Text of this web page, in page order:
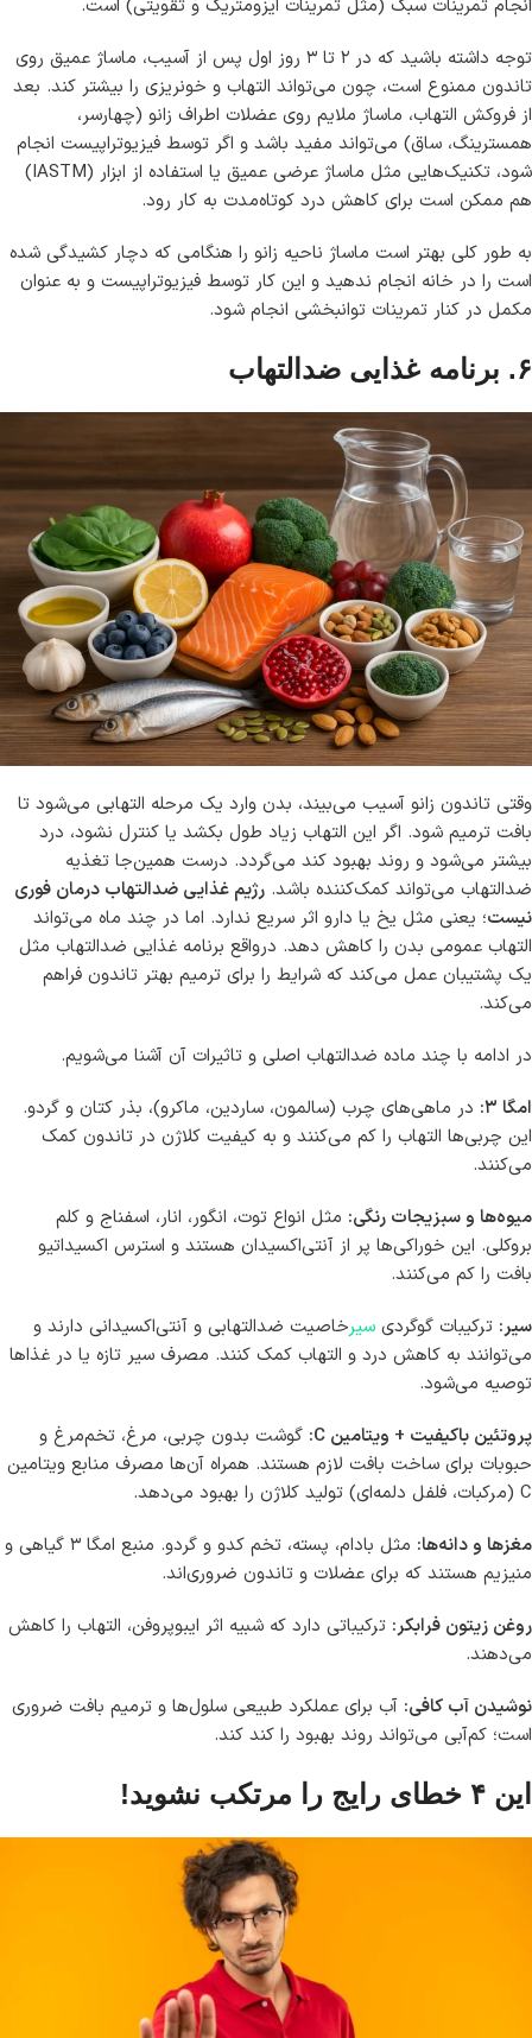
انجام تمرینات سبک (مثل تمرینات ایزومتریک و تقویتی) است.
توجه داشته باشید که در ۲ تا ۳ روز اول پس از آسیب، ماساژ عمیق روی
تاندون ممنوع است، چون می‌تواند التهاب و خونریزی را بیشتر کند. بعد
از فروکش التهاب، ماساژ ملایم روی عضلات اطراف زانو (چهارسر،
همسترینگ، ساق) می‌تواند مفید باشد و اگر توسط فیزیوتراپیست انجام
شود، تکنیک‌هایی مثل ماساژ عرضی عمیق یا استفاده از ابزار (IASTM)
هم ممکن است برای کاهش درد کوتاه‌مدت به کار رود.
به طور کلی بهتر است ماساژ ناحیه زانو را هنگامی که دچار کشیدگی شده
است را در خانه انجام ندهید و این کار توسط فیزیوتراپیست و به عنوان
مکمل در کنار تمرینات توانبخشی انجام شود.
۶. برنامه غذایی ضدالتهاب
وقتی تاندون زانو آسیب می‌بیند، بدن وارد یک مرحله التهابی می‌شود تا
بافت ترمیم شود. اگر این التهاب زیاد طول بکشد یا کنترل نشود، درد
بیشتر می‌شود و روند بهبود کند می‌گردد. درست همین‌جا تغذیه
ضدالتهاب می‌تواند کمک‌کننده باشد. رژیم غذایی ضدالتهاب درمان فوری
نیست؛ یعنی مثل یخ یا دارو اثر سریع ندارد. اما در چند ماه می‌تواند
التهاب عمومی بدن را کاهش دهد. درواقع برنامه غذایی ضدالتهاب مثل
یک پشتیبان عمل می‌کند که شرایط را برای ترمیم بهتر تاندون فراهم
می‌کند.
در ادامه با چند ماده ضدالتهاب اصلی و تاثیرات آن آشنا می‌شویم.
امگا ۳:
در ماهی‌های چرب (سالمون، ساردین، ماکرو)، بذر کتان و گردو.
این چربی‌ها التهاب را کم می‌کنند و به کیفیت کلاژن در تاندون کمک
می‌کنند.
میوه‌ها و سبزیجات رنگی: مثل انواع توت، انگور، انار، اسفناج و کلم
بروکلی. این خوراکی‌ها پر از آنتی‌اکسیدان هستند و استرس اکسیداتیو
بافت را کم می‌کنند.
سیر: ترکیبات گوگردی سیرخاصیت ضدالتهابی و آنتی‌اکسیدانی دارند و
می‌توانند به کاهش درد و التهاب کمک کنند. مصرف سیر تازه یا در غذاها
توصیه می‌شود.
پروتئین باکیفیت + ویتامین C:
گوشت بدون چربی، مرغ، تخم‌مرغ و
حبوبات برای ساخت بافت لازم هستند. همراه آن‌ها مصرف منابع ویتامین
C (مرکبات، فلفل دلمه‌ای) تولید کلاژن را بهبود می‌دهد.
مغزها و دانه‌ها:
مثل بادام، پسته، تخم کدو و گردو. منبع امگا ۳ گیاهی و
منیزیم هستند که برای عضلات و تاندون ضروری‌اند.
روغن زیتون فرابکر: ترکیباتی دارد که شبیه اثر ایبوپروفن، التهاب را کاهش
می‌دهند.
نوشیدن آب کافی: آب برای عملکرد طبیعی سلول‌ها و ترمیم بافت ضروری
است؛ کم‌آبی می‌تواند روند بهبود را کند کند.
این ۴ خطای رایج را مرتکب نشوید!